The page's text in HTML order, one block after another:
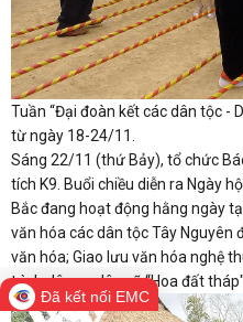
Tuần “Đại đoàn kết các dân tộc -
từ ngày 18-24/11.
Sáng 22/11 (thứ Bảy), tổ chức
tích K9. Buổi chiều diễn ra Ngày
Bắc đang hoạt động hằng ngày
văn hóa các dân tộc Tây Nguyên
văn hóa; Giao lưu văn hóa nghệ
trình dân ca dân vũ “Hoa đất
Đã kết nối EMC